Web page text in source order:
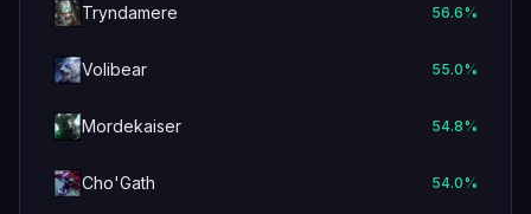
Tryndamere 56.6%
Volibear 55.0%
Mordekaiser 54.8%
Cho'Gath 54.0%